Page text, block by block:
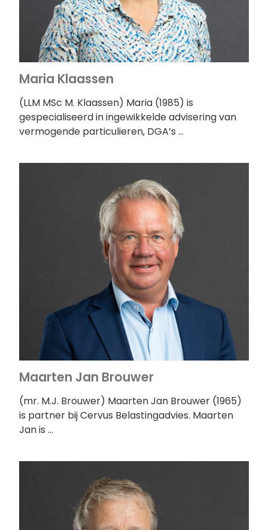
Maria Klaassen
(LLM MSc M. Klaassen) Maria (1985) is
gespecialiseerd in ingewikkelde advisering van
vermogende particulieren, DGA’s …
Maarten Jan Brouwer
(mr. M.J. Brouwer) Maarten Jan Brouwer (1965)
is partner bij Cervus Belastingadvies. Maarten
Jan is …